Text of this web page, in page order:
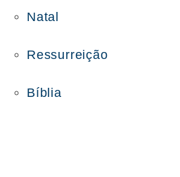
Natal
Ressurreição
Bíblia